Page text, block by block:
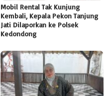
Mobil Rental Tak Kunjung
Kembali, Kepala Pekon Tanjung
Jati Dilaporkan ke Polsek
Kedondong